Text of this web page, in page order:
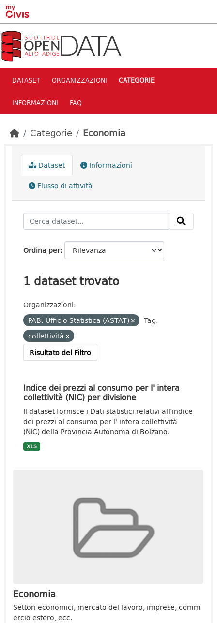
Skip to main content
DATASET ORGANIZZAZIONI CATEGORIE
INFORMAZIONI FAQ
Categorie Economia
Economia
Settori economici, mercato del lavoro, imprese, comm
ercio estero, ecc.
Dataset
Informazioni
Flusso di attività
Ordina per
1 dataset trovato
Organizzazioni:
PAB: Ufficio Statistica (ASTAT)
Tag:
collettività
Risultato del Filtro
Indice dei prezzi al consumo per l' intera
collettività (NIC) per divisione
Il dataset fornisce i Dati statistici relativi all’indice
dei prezzi al consumo per l' intera collettività
(NIC) della Provincia Autonoma di Bolzano.
XLS